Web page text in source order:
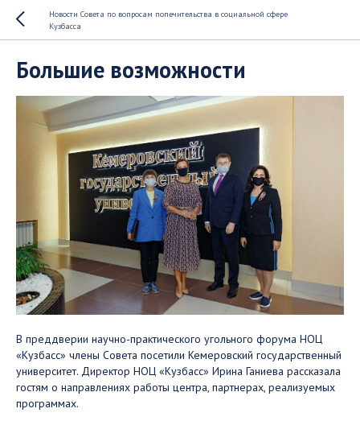
Новости Совета по вопросам попечительства в социальной сфере
Кузбасса
Большие возможности
В преддверии научно-практического угольного форума НОЦ
«Кузбасс» члены Совета посетили Кемеровский государственный
университет. Директор НОЦ «Кузбасс» Ирина Ганиева рассказала
гостям о направлениях работы центра, партнерах, реализуемых
программах.